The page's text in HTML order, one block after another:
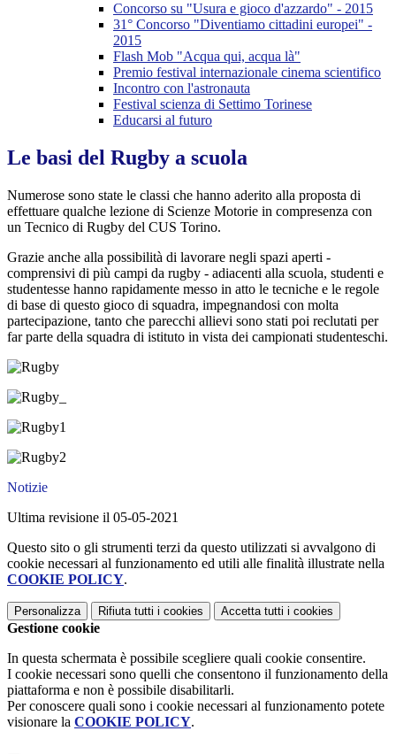
Concorso su "Usura e gioco d'azzardo" - 2015
31° Concorso "Diventiamo cittadini europei" -
2015
Flash Mob "Acqua qui, acqua là"
Premio festival internazionale cinema scientifico
Incontro con l'astronauta
Festival scienza di Settimo Torinese
Educarsi al futuro
Le basi del Rugby a scuola
Numerose sono state le classi che hanno aderito alla proposta di
effettuare qualche lezione di Scienze Motorie in compresenza con
un Tecnico di Rugby del CUS Torino.
Grazie anche alla possibilità di lavorare negli spazi aperti -
comprensivi di più campi da rugby - adiacenti alla scuola, studenti e
studentesse hanno rapidamente messo in atto le tecniche e le regole
di base di questo gioco di squadra, impegnandosi con molta
partecipazione, tanto che parecchi allievi sono stati poi reclutati per
far parte della squadra di istituto in vista dei campionati studenteschi.
Notizie
Ultima revisione il 05-05-2021
Questo sito o gli strumenti terzi da questo utilizzati si avvalgono di
cookie necessari al funzionamento ed utili alle finalità illustrate nella
COOKIE POLICY.
Personalizza Rifiuta tutti i cookies Accetta tutti i cookies
Gestione cookie
In questa schermata è possibile scegliere quali cookie consentire.
I cookie necessari sono quelli che consentono il funzionamento della
piattaforma e non è possibile disabilitarli.
Per conoscere quali sono i cookie necessari al funzionamento potete
visionare la COOKIE POLICY.